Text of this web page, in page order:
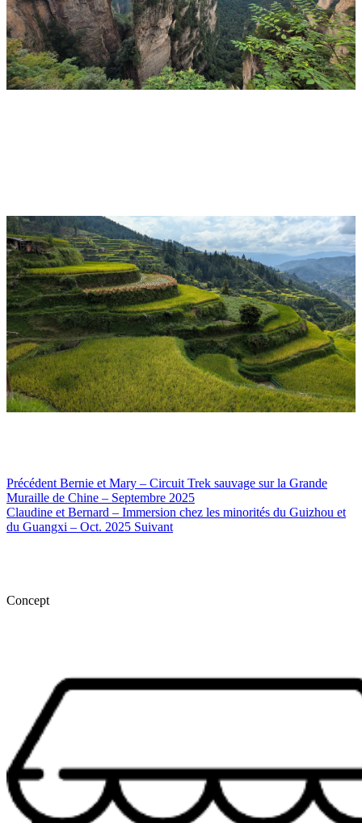
Précédent Bernie et Mary – Circuit Trek sauvage sur la Grande
Muraille de Chine – Septembre 2025
Claudine et Bernard – Immersion chez les minorités du Guizhou et
du Guangxi – Oct. 2025 Suivant
Concept